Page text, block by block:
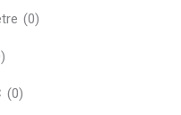
(0)
(0)